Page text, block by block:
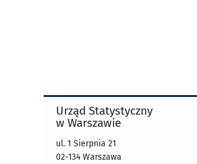
Urząd Statystyczny
w Warszawie
ul. 1 Sierpnia 21
02-134 Warszawa